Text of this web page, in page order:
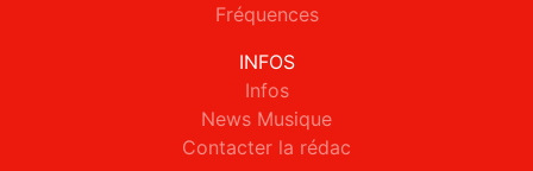
Fréquences
INFOS
Infos
News Musique
Contacter la rédac